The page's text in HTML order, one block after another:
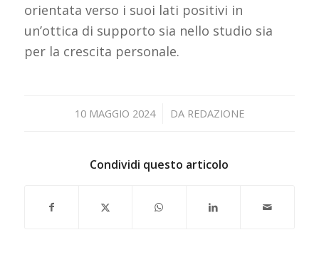
orientata verso i suoi lati positivi in
un’ottica di supporto sia nello studio sia
per la crescita personale.
10 MAGGIO 2024
/ DA REDAZIONE
Condividi questo articolo